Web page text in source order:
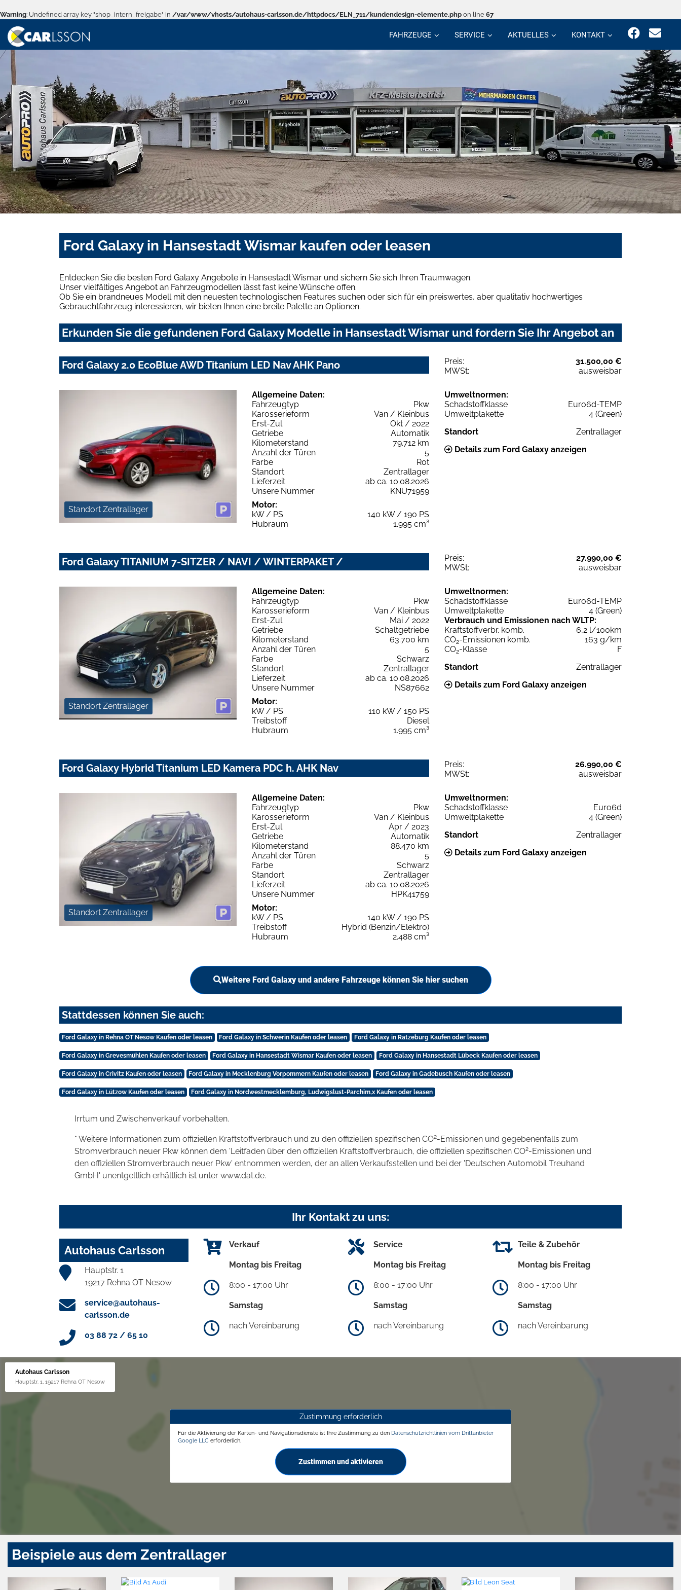
Warning: Undefined array key "shop_intern_freigabe" in /var/www/vhosts/autohaus-carlsson.de/httpdocs/ELN_711/kundendesign-elemente.php on line 67
FAHRZEUGE SERVICE AKTUELLES KONTAKT
Ford Galaxy in Hansestadt Wismar kaufen oder leasen
Entdecken Sie die besten Ford Galaxy Angebote in Hansestadt Wismar und sichern Sie sich Ihren Traumwagen.
Unser vielfältiges Angebot an Fahrzeugmodellen lässt fast keine Wünsche offen.
Ob Sie ein brandneues Modell mit den neuesten technologischen Features suchen oder sich für ein preiswertes, aber qualitativ hochwertiges
Gebrauchtfahrzeug interessieren, wir bieten Ihnen eine breite Palette an Optionen.
Erkunden Sie die gefundenen Ford Galaxy Modelle in Hansestadt Wismar und fordern Sie Ihr Angebot an
Ford Galaxy 2.0 EcoBlue AWD Titanium LED Nav AHK Pano Preis:
31.500,00 €
MWSt:
ausweisbar
Standort Zentrallager
Allgemeine Daten:
Fahrzeugtyp
Pkw
Karosserieform
Van / Kleinbus
Erst-Zul.
Okt / 2022
Getriebe
Automatik
Kilometerstand
79.712 km
Anzahl der Türen
5
Farbe
Rot
Standort
Zentrallager
Lieferzeit
ab ca. 10.08.2026
Unsere Nummer
KNU71959
Motor:
kW / PS
140 kW / 190 PS
Hubraum
1.995 cm³
Umweltnormen:
Schadstoffklasse
Euro6d-TEMP
Umweltplakette
4 (Green)
Standort
Zentrallager
Details zum Ford Galaxy anzeigen
Ford Galaxy TITANIUM 7-SITZER / NAVI / WINTERPAKET / Preis:
27.990,00 €
MWSt:
ausweisbar
Standort Zentrallager
Allgemeine Daten:
Fahrzeugtyp
Pkw
Karosserieform
Van / Kleinbus
Erst-Zul.
Mai / 2022
Getriebe
Schaltgetriebe
Kilometerstand
63.700 km
Anzahl der Türen
5
Farbe
Schwarz
Standort
Zentrallager
Lieferzeit
ab ca. 10.08.2026
Unsere Nummer
NS87662
Motor:
kW / PS
110 kW / 150 PS
Treibstoff
Diesel
Hubraum
1.995 cm³
Umweltnormen:
Schadstoffklasse
Euro6d-TEMP
Umweltplakette
4 (Green)
Verbrauch und Emissionen nach WLTP:
Kraftstoffverbr. komb.
6,2 l/100km
CO2-Emissionen komb.
163 g/km
CO2-Klasse
F
Standort
Zentrallager
Details zum Ford Galaxy anzeigen
Ford Galaxy Hybrid Titanium LED Kamera PDC h. AHK Nav Preis:
26.990,00 €
MWSt:
ausweisbar
Standort Zentrallager
Allgemeine Daten:
Fahrzeugtyp
Pkw
Karosserieform
Van / Kleinbus
Erst-Zul.
Apr / 2023
Getriebe
Automatik
Kilometerstand
88.470 km
Anzahl der Türen
5
Farbe
Schwarz
Standort
Zentrallager
Lieferzeit
ab ca. 10.08.2026
Unsere Nummer
HPK41759
Motor:
kW / PS
140 kW / 190 PS
Treibstoff
Hybrid (Benzin/Elektro)
Hubraum
2.488 cm³
Umweltnormen:
Schadstoffklasse
Euro6d
Umweltplakette
4 (Green)
Standort
Zentrallager
Details zum Ford Galaxy anzeigen
Weitere Ford Galaxy und andere Fahrzeuge können Sie hier suchen
Stattdessen können Sie auch:
Ford Galaxy in Rehna OT Nesow Kaufen oder leasen Ford Galaxy in Schwerin Kaufen oder leasen Ford Galaxy in Ratzeburg Kaufen oder leasen
Ford Galaxy in Grevesmühlen Kaufen oder leasen Ford Galaxy in Hansestadt Wismar Kaufen oder leasen Ford Galaxy in Hansestadt Lübeck Kaufen oder leasen
Ford Galaxy in Crivitz Kaufen oder leasen Ford Galaxy in Mecklenburg Vorpommern Kaufen oder leasen Ford Galaxy in Gadebusch Kaufen oder leasen
Ford Galaxy in Lützow Kaufen oder leasen Ford Galaxy in Nordwestmecklemburg, Ludwigslust-Parchim,x Kaufen oder leasen
Irrtum und Zwischenverkauf vorbehalten.
* Weitere Informationen zum offiziellen Kraftstoffverbrauch und zu den offiziellen spezifischen CO2-Emissionen und gegebenenfalls zum
Stromverbrauch neuer Pkw können dem 'Leitfaden über den offiziellen Kraftstoffverbrauch, die offiziellen spezifischen CO2-Emissionen und
den offiziellen Stromverbrauch neuer Pkw' entnommen werden, der an allen Verkaufsstellen und bei der 'Deutschen Automobil Treuhand
GmbH' unentgeltlich erhältlich ist unter www.dat.de.
Ihr Kontakt zu uns:
Autohaus Carlsson
Hauptstr. 1
19217 Rehna OT Nesow
service@autohaus-
carlsson.de
03 88 72 / 65 10
Verkauf
Montag bis Freitag
8:00 - 17:00 Uhr
Samstag
nach Vereinbarung
Service
Montag bis Freitag
8:00 - 17:00 Uhr
Samstag
nach Vereinbarung
Teile & Zubehör
Montag bis Freitag
8:00 - 17:00 Uhr
Samstag
nach Vereinbarung
Autohaus Carlsson
Hauptstr. 1, 19217 Rehna OT Nesow
Zustimmung erforderlich
Für die Aktivierung der Karten- und Navigationsdienste ist Ihre Zustimmung zu den Datenschutzrichtlinien vom Drittanbieter
Google LLC erforderlich.
Zustimmen und aktivieren
Beispiele aus dem Zentrallager